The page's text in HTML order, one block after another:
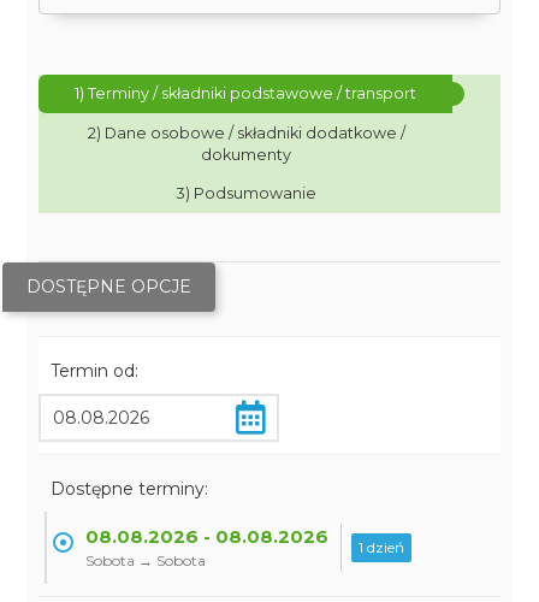
1) Terminy / składniki podstawowe / transport
2) Dane osobowe / składniki dodatkowe /
dokumenty
3) Podsumowanie
DOSTĘPNE OPCJE
Termin od:
Dostępne terminy:
08.08.2026 - 08.08.2026
Sobota → Sobota
1 dzień